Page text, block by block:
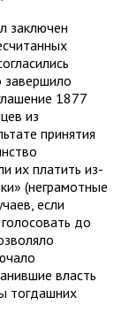
заключен
завершило
1877
из
принятия
их платить из-
(неграмотные
если
до
власть
тогдашних